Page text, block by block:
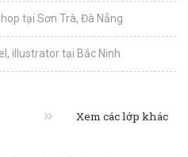
tại Sơn Trà, Đà Nẵng
illustrator tại Bắc Ninh
Xem các lớp khác